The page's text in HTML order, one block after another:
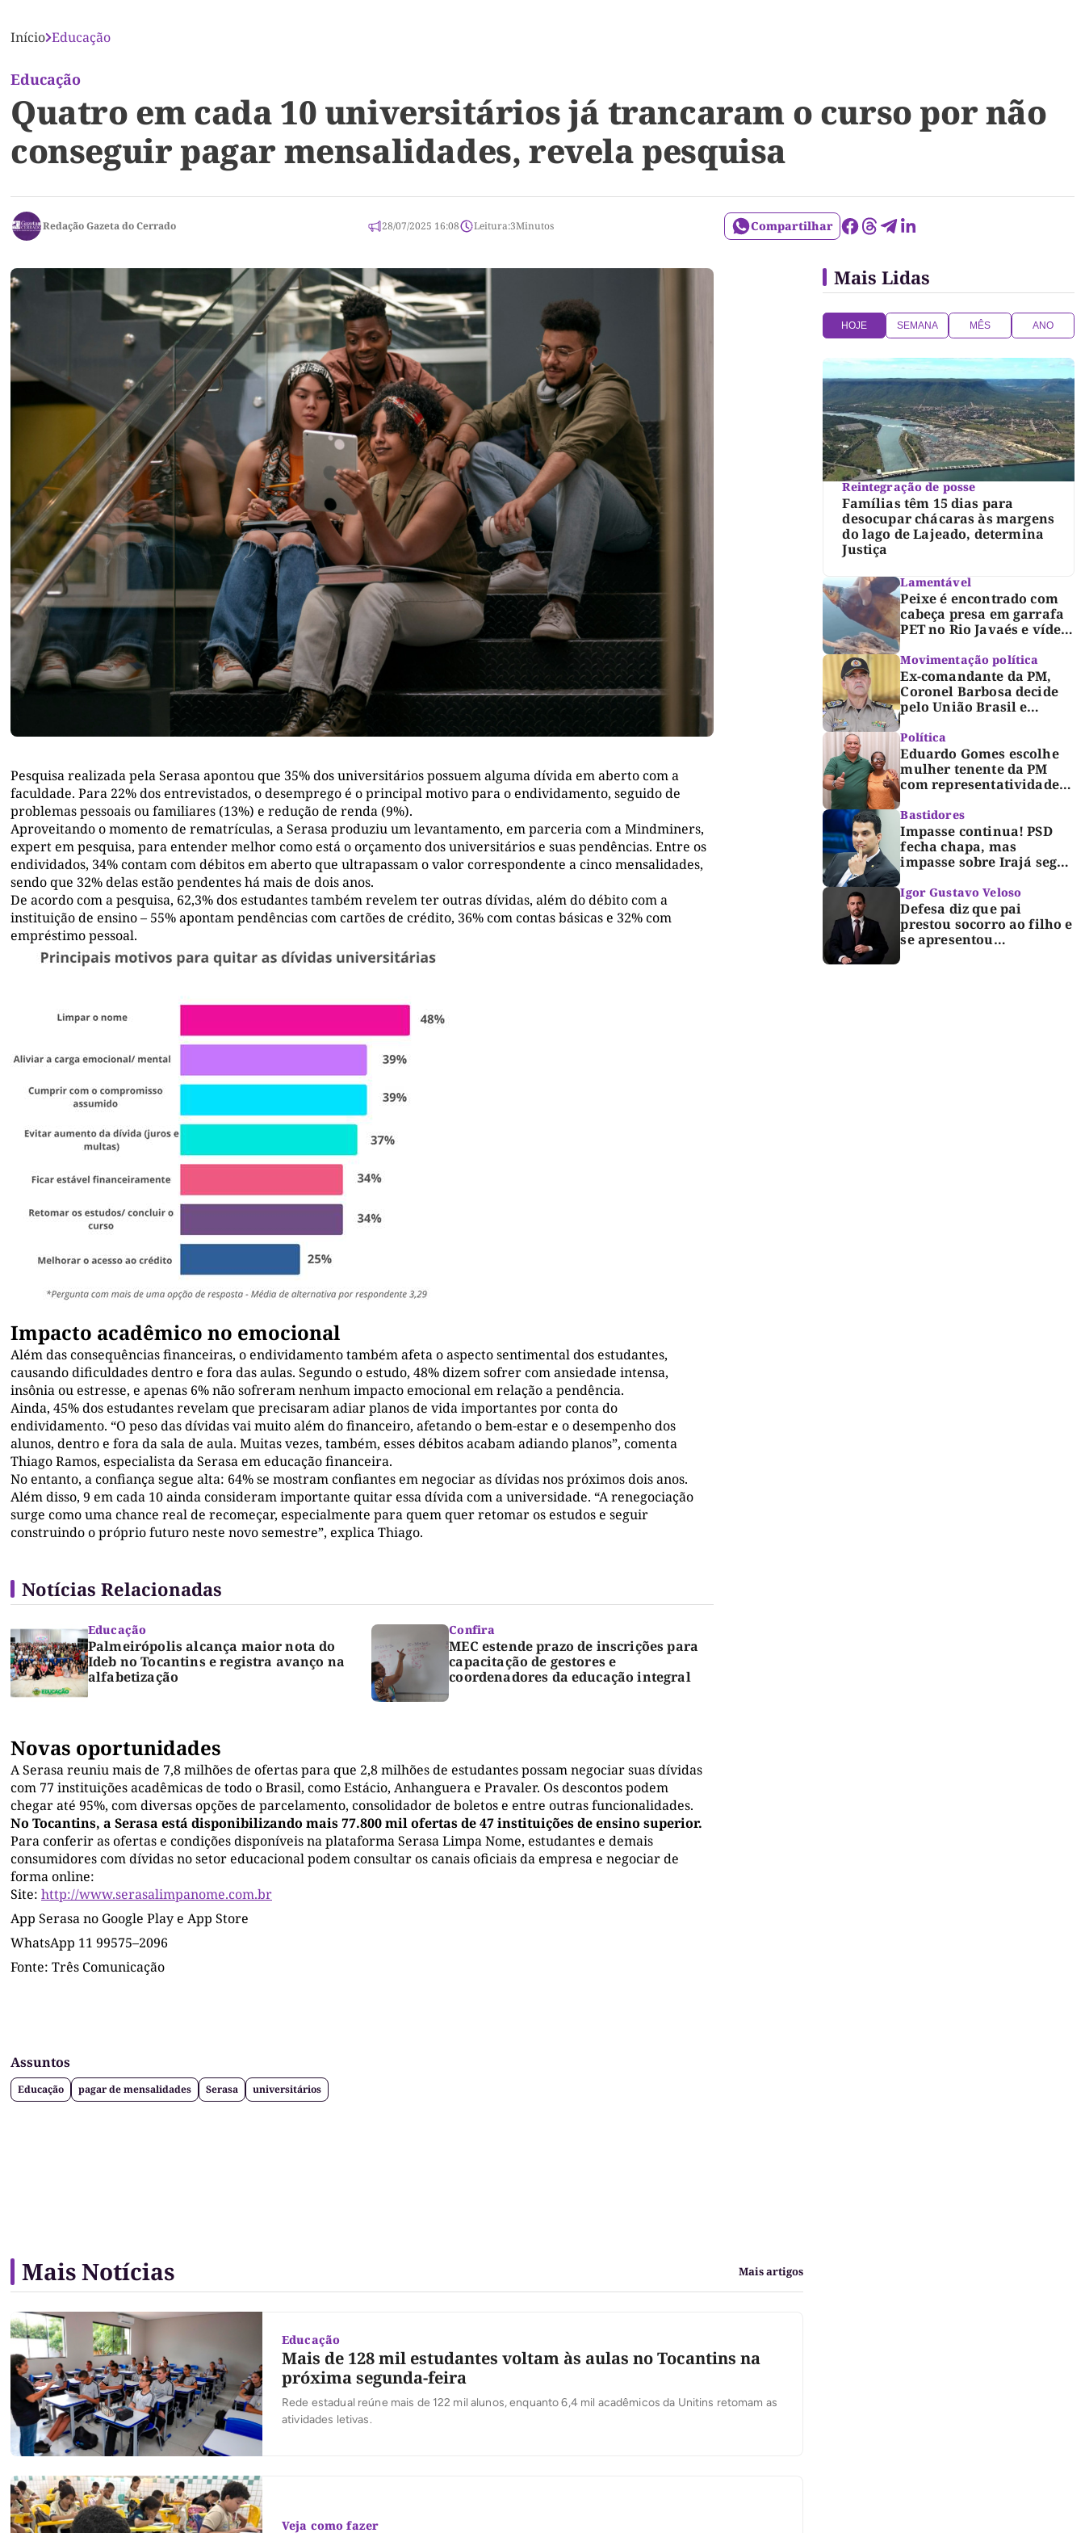
Início Educação
Educação
Quatro em cada 10 universitários já trancaram o curso por não
conseguir pagar mensalidades, revela pesquisa
Redação Gazeta do Cerrado 28/07/2025 16:08 Leitura:3Minutos Compartilhar
Pesquisa realizada pela Serasa apontou que 35% dos universitários possuem alguma dívida em aberto com a
faculdade. Para 22% dos entrevistados, o desemprego é o principal motivo para o endividamento, seguido de
problemas pessoais ou familiares (13%) e redução de renda (9%).
Aproveitando o momento de rematrículas, a Serasa produziu um levantamento, em parceria com a Mindminers,
expert em pesquisa, para entender melhor como está o orçamento dos universitários e suas pendências. Entre os
endividados, 34% contam com débitos em aberto que ultrapassam o valor correspondente a cinco mensalidades,
sendo que 32% delas estão pendentes há mais de dois anos.
De acordo com a pesquisa, 62,3% dos estudantes também revelem ter outras dívidas, além do débito com a
instituição de ensino – 55% apontam pendências com cartões de crédito, 36% com contas básicas e 32% com
empréstimo pessoal.
Impacto acadêmico no emocional
Além das consequências financeiras, o endividamento também afeta o aspecto sentimental dos estudantes,
causando dificuldades dentro e fora das aulas. Segundo o estudo, 48% dizem sofrer com ansiedade intensa,
insônia ou estresse, e apenas 6% não sofreram nenhum impacto emocional em relação a pendência.
Ainda, 45% dos estudantes revelam que precisaram adiar planos de vida importantes por conta do
endividamento. “O peso das dívidas vai muito além do financeiro, afetando o bem-estar e o desempenho dos
alunos, dentro e fora da sala de aula. Muitas vezes, também, esses débitos acabam adiando planos”, comenta
Thiago Ramos, especialista da Serasa em educação financeira.
No entanto, a confiança segue alta: 64% se mostram confiantes em negociar as dívidas nos próximos dois anos.
Além disso, 9 em cada 10 ainda consideram importante quitar essa dívida com a universidade. “A renegociação
surge como uma chance real de recomeçar, especialmente para quem quer retomar os estudos e seguir
construindo o próprio futuro neste novo semestre”, explica Thiago.
Notícias Relacionadas
Educação
Palmeirópolis alcança maior nota do
Ideb no Tocantins e registra avanço na
alfabetização
Confira
MEC estende prazo de inscrições para
capacitação de gestores e
coordenadores da educação integral
Novas oportunidades
A Serasa reuniu mais de 7,8 milhões de ofertas para que 2,8 milhões de estudantes possam negociar suas dívidas
com 77 instituições acadêmicas de todo o Brasil, como Estácio, Anhanguera e Pravaler. Os descontos podem
chegar até 95%, com diversas opções de parcelamento, consolidador de boletos e entre outras funcionalidades.
No Tocantins, a Serasa está disponibilizando mais 77.800 mil ofertas de 47 instituições de ensino superior.
Para conferir as ofertas e condições disponíveis na plataforma Serasa Limpa Nome, estudantes e demais
consumidores com dívidas no setor educacional podem consultar os canais oficiais da empresa e negociar de
forma online:
Site: http://www.serasalimpanome.com.br
App Serasa no Google Play e App Store
WhatsApp 11 99575–2096
Fonte: Três Comunicação
Assuntos
Educação pagar de mensalidades Serasa universitários
Mais Lidas
HOJE SEMANA MÊS ANO
Reintegração de posse
Famílias têm 15 dias para
desocupar chácaras às margens
do lago de Lajeado, determina
Justiça
Lamentável
Peixe é encontrado com
cabeça presa em garrafa
PET no Rio Javaés e vídeo
lixo nos rios
Movimentação política
Ex-comandante da PM,
Coronel Barbosa decide
pelo União Brasil e
Dorinha
Política
Eduardo Gomes escolhe
mulher tenente da PM
com representatividade e
para compor segunda
suplência ao Senado
Bastidores
Impasse continua! PSD
fecha chapa, mas
impasse sobre Irajá segue
TRE; Laurez diz que nome
dele não foi homologado
Igor Gustavo Veloso
Defesa diz que pai
prestou socorro ao filho e
se apresentou
Mais Notícias Mais artigos
Educação
Mais de 128 mil estudantes voltam às aulas no Tocantins na
próxima segunda-feira
Rede estadual reúne mais de 122 mil alunos, enquanto 6,4 mil acadêmicos da Unitins retomam as
atividades letivas.
Veja como fazer